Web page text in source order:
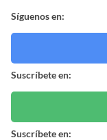
Síguenos en:
Suscríbete en:
Suscríbete en: